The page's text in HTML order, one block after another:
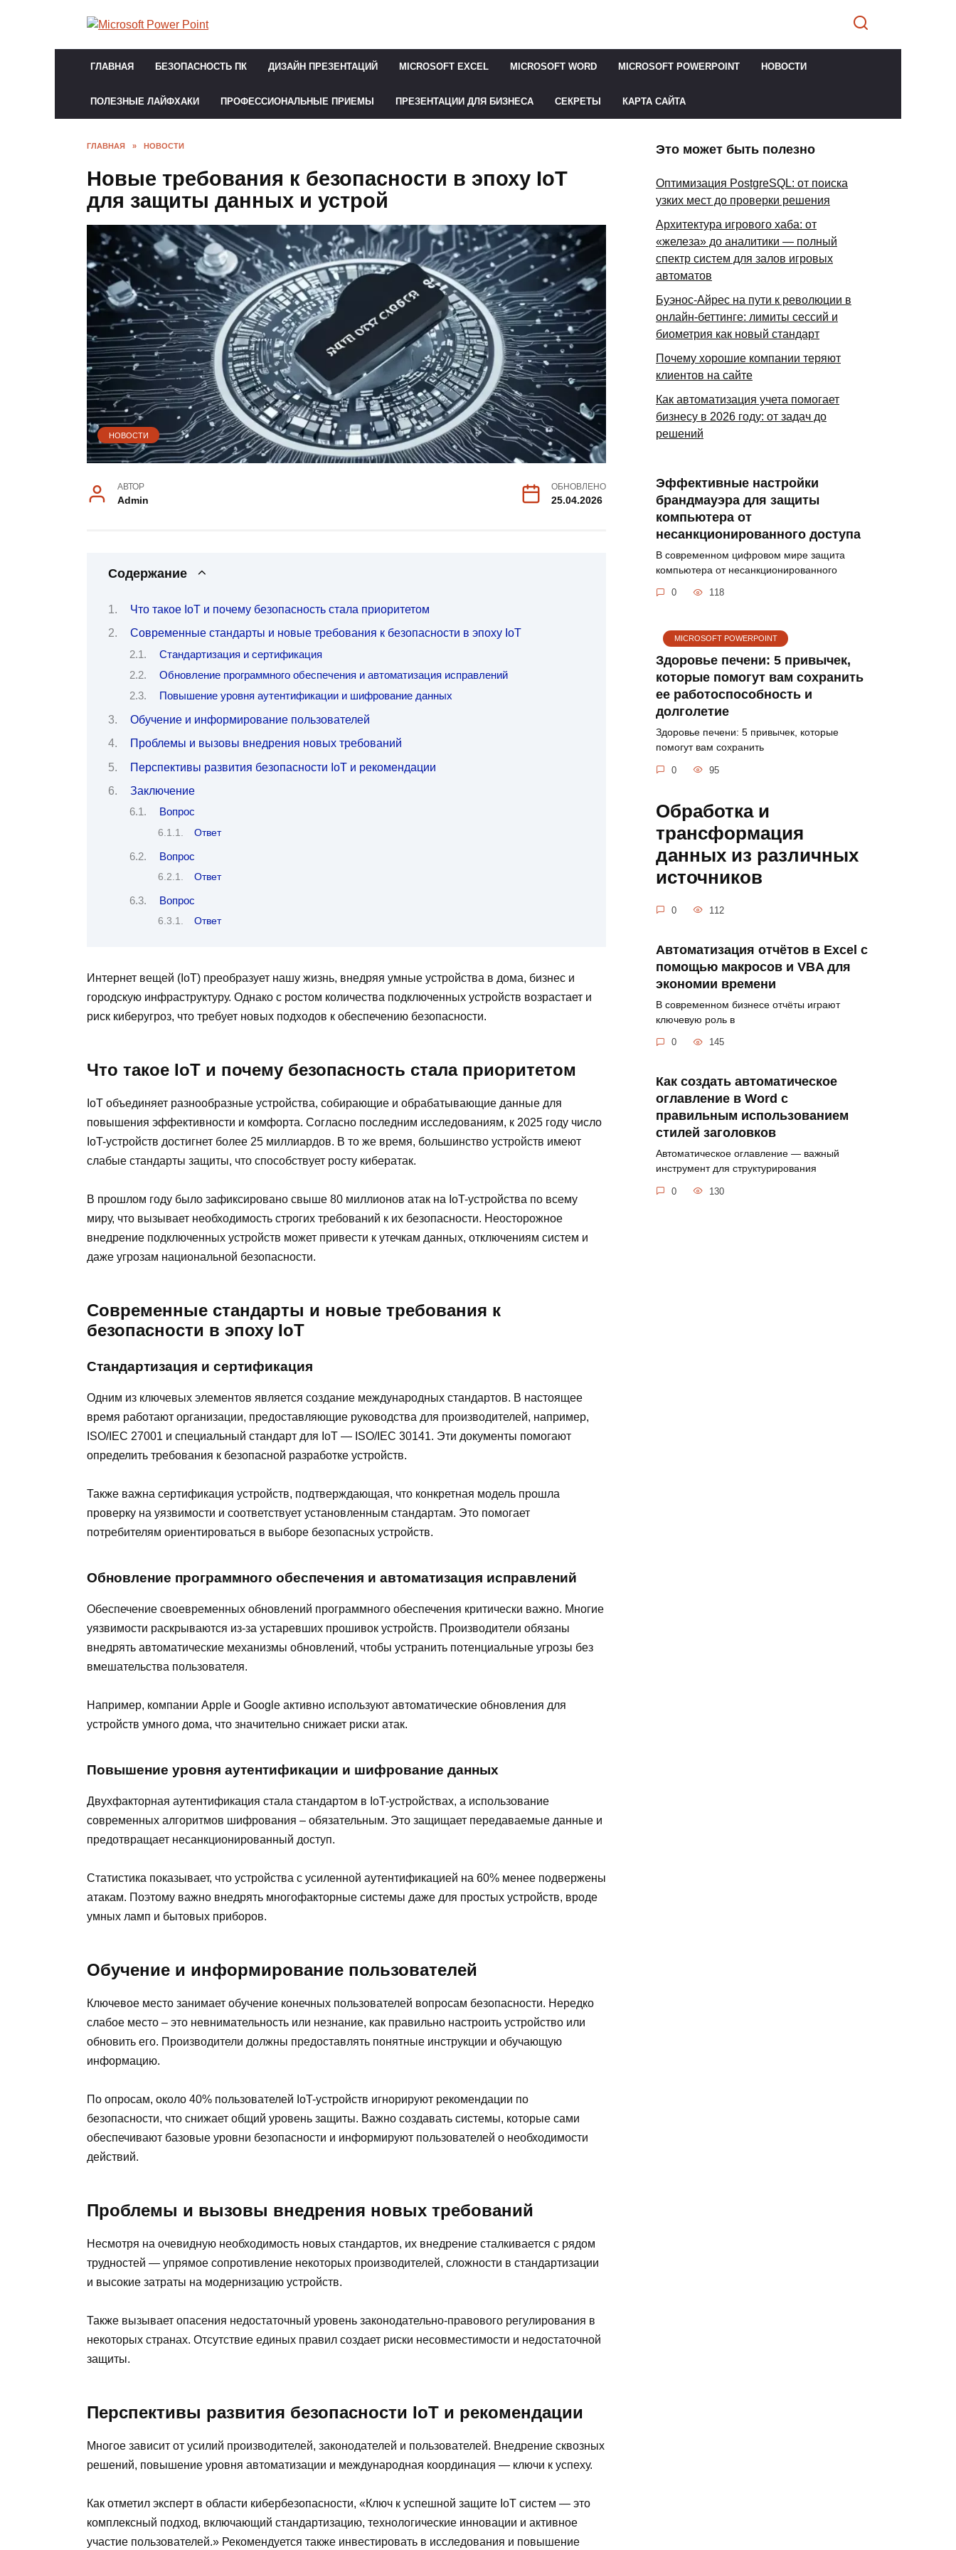
ГЛАВНАЯ БЕЗОПАСНОСТЬ ПК ДИЗАЙН ПРЕЗЕНТАЦИЙ MICROSOFT EXCEL MICROSOFT WORD MICROSOFT POWERPOINT НОВОСТИ
ПОЛЕЗНЫЕ ЛАЙФХАКИ ПРОФЕССИОНАЛЬНЫЕ ПРИЕМЫ ПРЕЗЕНТАЦИИ ДЛЯ БИЗНЕСА СЕКРЕТЫ КАРТА САЙТА
ГЛАВНАЯ » НОВОСТИ
Новые требования к безопасности в эпоху IoT
для защиты данных и устрой
НОВОСТИ
АВТОР
Admin
ОБНОВЛЕНО
25.04.2026
Содержание
Что такое IoT и почему безопасность стала приоритетом
Современные стандарты и новые требования к безопасности в эпоху IoT
Стандартизация и сертификация
Обновление программного обеспечения и автоматизация исправлений
Повышение уровня аутентификации и шифрование данных
Обучение и информирование пользователей
Проблемы и вызовы внедрения новых требований
Перспективы развития безопасности IoT и рекомендации
Заключение
Вопрос
Ответ
Вопрос
Ответ
Вопрос
Ответ
Интернет вещей (IoT) преобразует нашу жизнь, внедряя умные устройства в дома, бизнес и
городскую инфраструктуру. Однако с ростом количества подключенных устройств возрастает и
риск киберугроз, что требует новых подходов к обеспечению безопасности.
Что такое IoT и почему безопасность стала приоритетом
IoT объединяет разнообразные устройства, собирающие и обрабатывающие данные для
повышения эффективности и комфорта. Согласно последним исследованиям, к 2025 году число
IoT-устройств достигнет более 25 миллиардов. В то же время, большинство устройств имеют
слабые стандарты защиты, что способствует росту кибератак.
В прошлом году было зафиксировано свыше 80 миллионов атак на IoT-устройства по всему
миру, что вызывает необходимость строгих требований к их безопасности. Неосторожное
внедрение подключенных устройств может привести к утечкам данных, отключениям систем и
даже угрозам национальной безопасности.
Современные стандарты и новые требования к
безопасности в эпоху IoT
Стандартизация и сертификация
Одним из ключевых элементов является создание международных стандартов. В настоящее
время работают организации, предоставляющие руководства для производителей, например,
ISO/IEC 27001 и специальный стандарт для IoT — ISO/IEC 30141. Эти документы помогают
определить требования к безопасной разработке устройств.
Также важна сертификация устройств, подтверждающая, что конкретная модель прошла
проверку на уязвимости и соответствует установленным стандартам. Это помогает
потребителям ориентироваться в выборе безопасных устройств.
Обновление программного обеспечения и автоматизация исправлений
Обеспечение своевременных обновлений программного обеспечения критически важно. Многие
уязвимости раскрываются из-за устаревших прошивок устройств. Производители обязаны
внедрять автоматические механизмы обновлений, чтобы устранить потенциальные угрозы без
вмешательства пользователя.
Например, компании Apple и Google активно используют автоматические обновления для
устройств умного дома, что значительно снижает риски атак.
Повышение уровня аутентификации и шифрование данных
Двухфакторная аутентификация стала стандартом в IoT-устройствах, а использование
современных алгоритмов шифрования – обязательным. Это защищает передаваемые данные и
предотвращает несанкционированный доступ.
Статистика показывает, что устройства с усиленной аутентификацией на 60% менее подвержены
атакам. Поэтому важно внедрять многофакторные системы даже для простых устройств, вроде
умных ламп и бытовых приборов.
Обучение и информирование пользователей
Ключевое место занимает обучение конечных пользователей вопросам безопасности. Нередко
слабое место – это невнимательность или незнание, как правильно настроить устройство или
обновить его. Производители должны предоставлять понятные инструкции и обучающую
информацию.
По опросам, около 40% пользователей IoT-устройств игнорируют рекомендации по
безопасности, что снижает общий уровень защиты. Важно создавать системы, которые сами
обеспечивают базовые уровни безопасности и информируют пользователей о необходимости
действий.
Проблемы и вызовы внедрения новых требований
Несмотря на очевидную необходимость новых стандартов, их внедрение сталкивается с рядом
трудностей — упрямое сопротивление некоторых производителей, сложности в стандартизации
и высокие затраты на модернизацию устройств.
Также вызывает опасения недостаточный уровень законодательно-правового регулирования в
некоторых странах. Отсутствие единых правил создает риски несовместимости и недостаточной
защиты.
Перспективы развития безопасности IoT и рекомендации
Многое зависит от усилий производителей, законодателей и пользователей. Внедрение сквозных
решений, повышение уровня автоматизации и международная координация — ключи к успеху.
Как отметил эксперт в области кибербезопасности, «Ключ к успешной защите IoT систем — это
комплексный подход, включающий стандартизацию, технологические инновации и активное
участие пользователей.» Рекомендуется также инвестировать в исследования и повышение
Это может быть полезно
Оптимизация PostgreSQL: от поиска
узких мест до проверки решения
Архитектура игрового хаба: от
«железа» до аналитики — полный
спектр систем для залов игровых
автоматов
Буэнос-Айрес на пути к революции в
онлайн-беттинге: лимиты сессий и
биометрия как новый стандарт
Почему хорошие компании теряют
клиентов на сайте
Как автоматизация учета помогает
бизнесу в 2026 году: от задач до
решений
Эффективные настройки
брандмауэра для защиты
компьютера от
несанкционированного доступа
В современном цифровом мире защита
компьютера от несанкционированного
0 118
MICROSOFT POWERPOINT
Здоровье печени: 5 привычек,
которые помогут вам сохранить
ее работоспособность и
долголетие
Здоровье печени: 5 привычек, которые
помогут вам сохранить
0 95
Обработка и
трансформация
данных из различных
источников
0 112
Автоматизация отчётов в Excel с
помощью макросов и VBA для
экономии времени
В современном бизнесе отчёты играют
ключевую роль в
0 145
Как создать автоматическое
оглавление в Word с
правильным использованием
стилей заголовков
Автоматическое оглавление — важный
инструмент для структурирования
0 130